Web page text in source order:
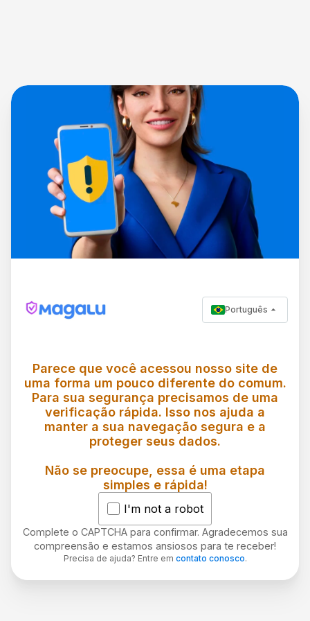
Português
Parece que você acessou nosso site de
uma forma um pouco diferente do comum.
Para sua segurança precisamos de uma
verificação rápida. Isso nos ajuda a
manter a sua navegação segura e a
proteger seus dados.
Não se preocupe, essa é uma etapa
simples e rápida!
I'm not a robot
Complete o CAPTCHA para confirmar. Agradecemos sua
compreensão e estamos ansiosos para te receber!
Precisa de ajuda? Entre em contato conosco.